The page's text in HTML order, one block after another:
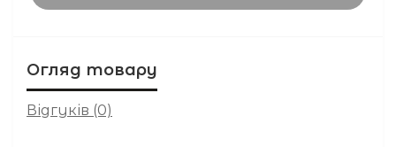
Огляд товару
Відгуків (0)